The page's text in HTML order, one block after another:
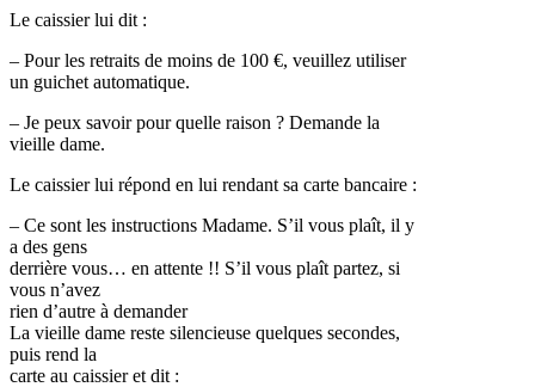
Le caissier lui dit :
– Pour les retraits de moins de 100 €, veuillez utiliser
un guichet automatique.
– Je peux savoir pour quelle raison ? Demande la
vieille dame.
Le caissier lui répond en lui rendant sa carte bancaire :
– Ce sont les instructions Madame. S’il vous plaît, il y
a des gens
derrière vous… en attente !! S’il vous plaît partez, si
vous n’avez
rien d’autre à demander
La vieille dame reste silencieuse quelques secondes,
puis rend la
carte au caissier et dit :